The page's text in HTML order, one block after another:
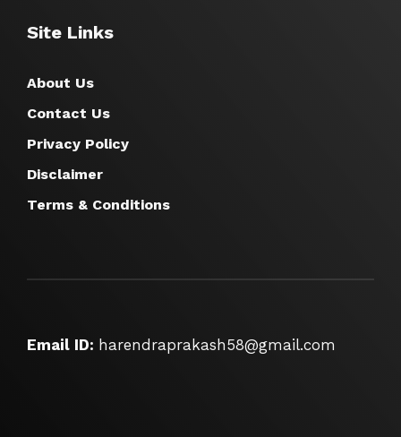
Site Links
About Us
Contact Us
Privacy Policy
Disclaimer
Terms & Conditions
Email ID: harendraprakash58@gmail.com